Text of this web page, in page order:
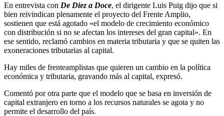
En entrevista con De Diez a Doce, el dirigente Luis Puig dijo que si
bien reivindican plenamente el proyecto del Frente Amplio,
sostienen que está agotado «el modelo de crecimiento económico
con distribución si no se afectan los intereses del gran capital». En
ese sentido, reclamó cambios en materia tributaria y que se quiten las
exoneraciones tributarias al capital.
Hay miles de frenteamplistas que quieren un cambio en la política
económica y tributaria, gravando más al capital, expresó.
Comentó por otra parte que el modelo que se basa en inversión de
capital extranjero en torno a los recursos naturales se agota y no
permite el desarrollo del país.